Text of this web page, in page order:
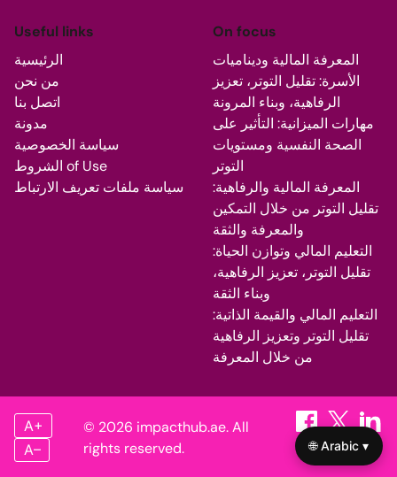
Useful links
الرئيسية
من نحن
اتصل بنا
مدونة
سياسة الخصوصية
الشروط of Use
سياسة ملفات تعريف الارتباط
On focus
المعرفة المالية وديناميات
الأسرة: تقليل التوتر، تعزيز
الرفاهية، وبناء المرونة
مهارات الميزانية: التأثير على
الصحة النفسية ومستويات
التوتر
المعرفة المالية والرفاهية:
تقليل التوتر من خلال التمكين
والمعرفة والثقة
التعليم المالي وتوازن الحياة:
تقليل التوتر، تعزيز الرفاهية،
وبناء الثقة
التعليم المالي والقيمة الذاتية:
تقليل التوتر وتعزيز الرفاهية
من خلال المعرفة
A+
A–
© 2026 impacthub.ae. All
rights reserved.
🌐 Arabic ▾